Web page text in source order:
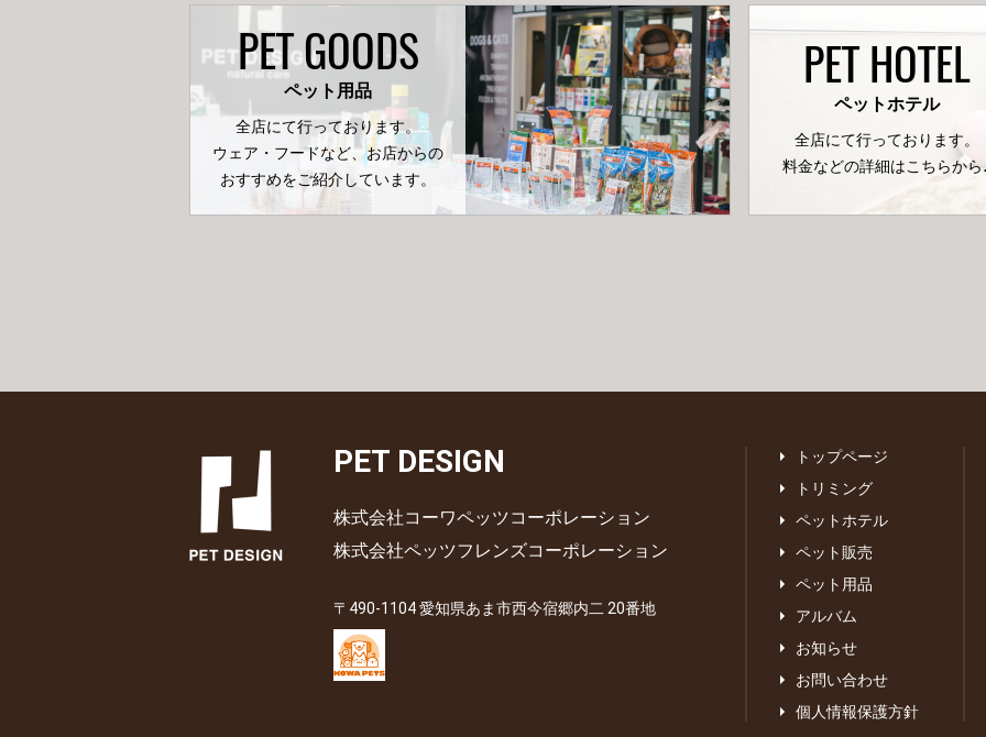
PET GOODS
ペット用品
全店にて行っております。
ウェア・フードなど、お店からの
おすすめをご紹介しています。
PET HOTEL
ペットホテル
全店にて行っております。
料金などの詳細はこちらから
PET DESIGN
株式会社コーワペッツコーポレーション
株式会社ペッツフレンズコーポレーション
〒490-1104 愛知県あま市西今宿郷内二 20番地
トップページ
トリミング
ペットホテル
ペット販売
ペット用品
アルバム
お知らせ
お問い合わせ
個人情報保護方針